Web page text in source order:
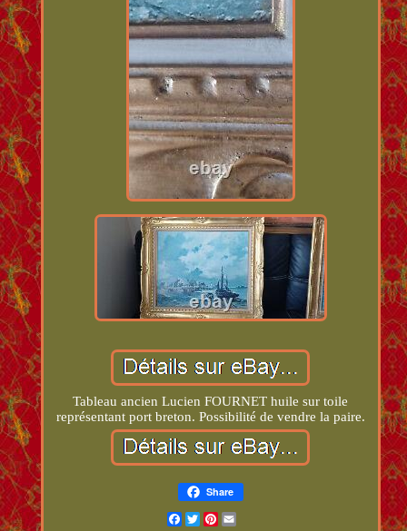
Tableau ancien Lucien FOURNET huile sur toile
représentant port breton. Possibilité de vendre la paire.
Share
Facebook
TwitterPinterest